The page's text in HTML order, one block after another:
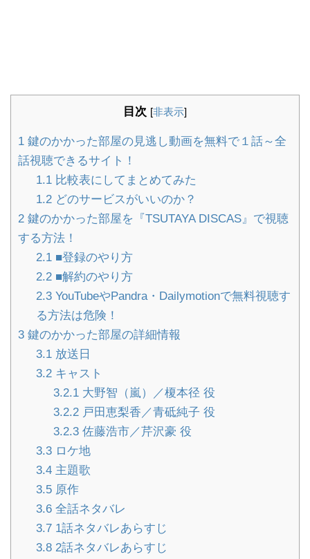
目次 [非表示]
1 鍵のかかった部屋の見逃し動画を無料で１話～全
話視聴できるサイト！
1.1比較表にしてまとめてみた
1.2どのサービスがいいのか？
2 鍵のかかった部屋を『TSUTAYA DISCAS』で視聴
する方法！
2.1■登録のやり方
2.2■解約のやり方
2.3YouTubeやPandra・Dailymotionで無料視聴す
る方法は危険！
3 鍵のかかった部屋の詳細情報
3.1放送日
3.2キャスト
3.2.1 大野智（嵐）／榎本径 役
3.2.2 戸田恵梨香／青砥純子 役
3.2.3 佐藤浩市／芹沢豪 役
3.3ロケ地
3.4主題歌
3.5原作
3.6全話ネタバレ
3.71話ネタバレあらすじ
3.82話ネタバレあらすじ